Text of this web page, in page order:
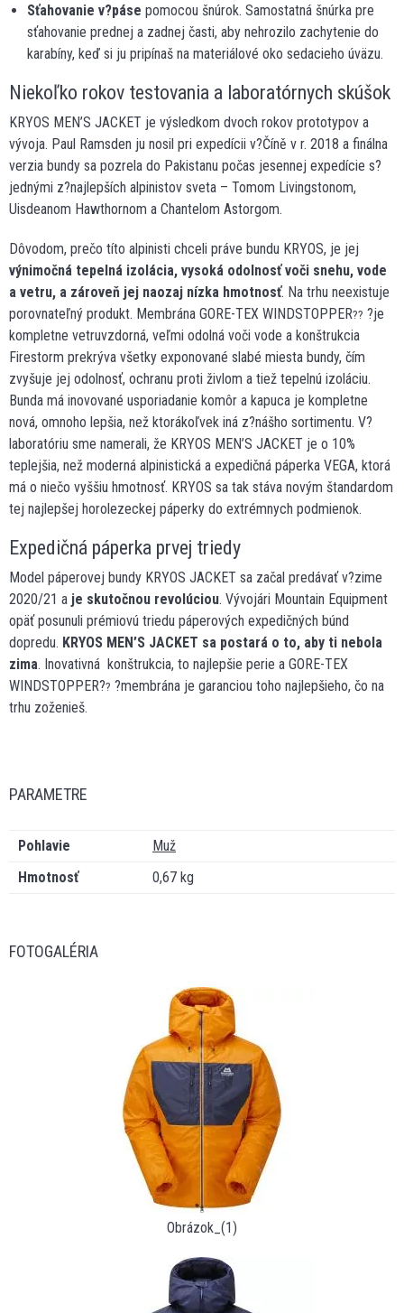
Sťahovanie v?páse pomocou šnúrok. Samostatná šnúrka pre
sťahovanie prednej a zadnej časti, aby nehrozilo zachytenie do
karabíny, keď si ju pripínaš na materiálové oko sedacieho úväzu.
Niekoľko rokov testovania a laboratórnych skúšok
KRYOS MEN’S JACKET je výsledkom dvoch rokov prototypov a
vývoja. Paul Ramsden ju nosil pri expedícii v?Číně v r. 2018 a finálna
verzia bundy sa pozrela do Pakistanu počas jesennej expedície s?
jednými z?najlepších alpinistov sveta – Tomom Livingstonom,
Uisdeanom Hawthornom a Chantelom Astorgom.
Dôvodom, prečo títo alpinisti chceli práve bundu KRYOS, je jej
výnimočná tepelná izolácia, vysoká odolnosť voči snehu, vode
a vetru, a zároveň jej naozaj nízka hmotnosť. Na trhu neexistuje
porovnateľný produkt. Membrána GORE-TEX WINDSTOPPER?? ?je
kompletne vetruvzdorná, veľmi odolná voči vode a konštrukcia
Firestorm prekrýva všetky exponované slabé miesta bundy, čím
zvyšuje jej odolnosť, ochranu proti živlom a tiež tepelnú izoláciu.
Bunda má inovované usporiadanie komôr a kapuca je kompletne
nová, omnoho lepšia, než ktorákoľvek iná z?nášho sortimentu. V?
laboratóriu sme namerali, že KRYOS MEN’S JACKET je o 10%
teplejšia, než moderná alpinistická a expedičná páperka VEGA, ktorá
má o niečo vyššiu hmotnosť. KRYOS sa tak stáva novým štandardom
tej najlepšej horolezeckej páperky do extrémnych podmienok.
Expedičná páperka prvej triedy
Model páperovej bundy KRYOS JACKET sa začal predávať v?zime
2020/21 a je skutočnou revolúciou. Vývojári Mountain Equipment
opäť posunuli prémiovú triedu páperových expedičných búnd
dopredu. KRYOS MEN’S JACKET sa postará o to, aby ti nebola
zima. Inovativná konštrukcia, to najlepšie perie a GORE-TEX
WINDSTOPPER?? ?membrána je garanciou toho najlepšieho, čo na
trhu zoženieš.
PARAMETRE
Pohlavie
Muž
Hmotnosť
0,67 kg
FOTOGALÉRIA
Obrázok_(1)